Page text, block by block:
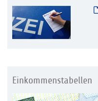
Einkommenstabellen